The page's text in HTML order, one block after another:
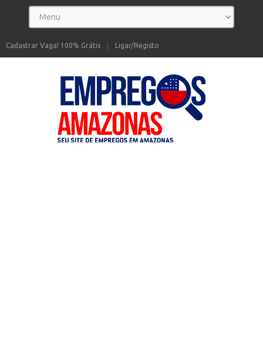
Ligar/Registo
Cadastrar Vaga! 100% Grátis